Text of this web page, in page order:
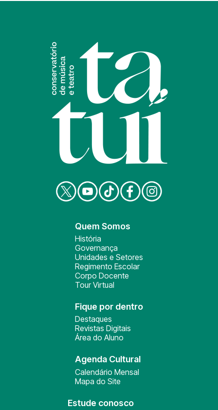
Quem Somos
História
Governança
Unidades e Setores
Regimento Escolar
Corpo Docente
Tour Virtual
Fique por dentro
Destaques
Revistas Digitais
Área do Aluno
Agenda Cultural
Calendário Mensal
Mapa do Site
Estude conosco